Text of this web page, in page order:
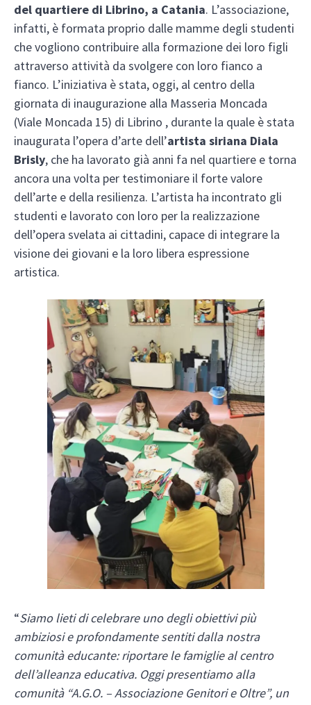
del quartiere di Librino, a Catania. L’associazione,
infatti, è formata proprio dalle mamme degli studenti
che vogliono contribuire alla formazione dei loro figli
attraverso attività da svolgere con loro fianco a
fianco. L’iniziativa è stata, oggi, al centro della
giornata di inaugurazione alla Masseria Moncada
(Viale Moncada 15) di Librino , durante la quale è stata
inaugurata l’opera d’arte dell’artista siriana Diala
Brisly, che ha lavorato già anni fa nel quartiere e torna
ancora una volta per testimoniare il forte valore
dell’arte e della resilienza. L’artista ha incontrato gli
studenti e lavorato con loro per la realizzazione
dell’opera svelata ai cittadini, capace di integrare la
visione dei giovani e la loro libera espressione
artistica.
“Siamo lieti di celebrare uno degli obiettivi più
ambiziosi e profondamente sentiti dalla nostra
comunità educante: riportare le famiglie al centro
dell’alleanza educativa. Oggi presentiamo alla
comunità “A.G.O. – Associazione Genitori e Oltre”, un